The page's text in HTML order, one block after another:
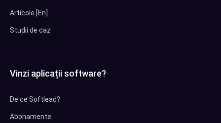
Articole [En]
Studii de caz
Vinzi aplicații software?
De ce Softlead?
Abonamente